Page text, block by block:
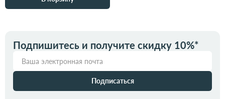
Подпишитесь и получите скидку 10%*
Подписаться